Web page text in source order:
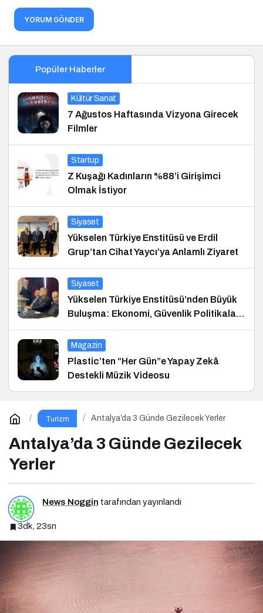
YORUM GÖNDER
Popüler Haberler
Kültür Sanat
7 Ağustos Haftasında Vizyona Girecek
Filmler
Startup
Z Kuşağı Kadınların %88’i Girişimci
Olmak İstiyor
Siyaset
Yükselen Türkiye Enstitüsü ve Erdil
Grup’tan Cihat Yaycı’ya Anlamlı Ziyaret
Siyaset
Yükselen Türkiye Enstitüsü’nden Büyük
Buluşma: Ekonomi, Güvenlik Politikaları
ve Hukuk Konferansı
Magazin
Plastic’ten “Her Gün”e Yapay Zekâ
Destekli Müzik Videosu
Turizm Antalya’da 3 Günde Gezilecek Yerler
Antalya’da 3 Günde Gezilecek
Yerler
News Noggin tarafından yayınlandı
3dk, 23sn